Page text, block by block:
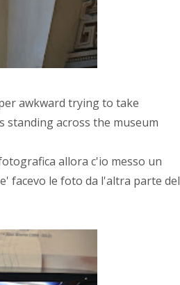
awkward trying to take
standing across the museum
allora c'io messo un
facevo le foto da l'altra parte del